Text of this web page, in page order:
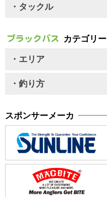
・タックル
カテゴリー
・エリア
・釣り方
スポンサーメーカ